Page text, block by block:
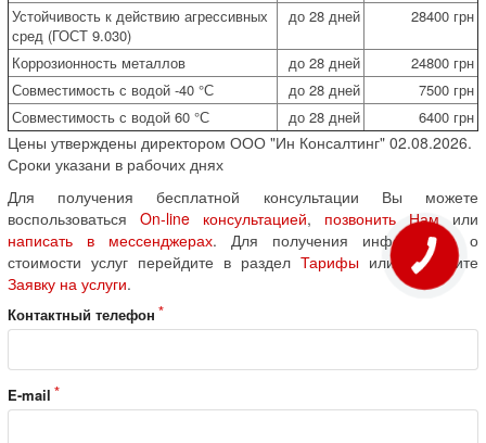
Устойчивость к действию агрессивных
сред (ГОСТ 9.030)
до 28 дней 28400 грн
Коррозионность металлов до 28 дней
24800 грн
Совместимость с водой -40 °С
до 28 дней
7500 грн
Совместимость с водой 60 °С
до 28 дней 6400 грн
Цены утверждены директором ООО "Ин Консалтинг" 02.08.2026.
Сроки указани в рабочих днях
Для получения бесплатной консультации Вы можете
воспользоваться On-line консультацией, позвонить Нам или
написать в мессенджерах. Для получения информации о
стоимости услуг перейдите в раздел Тарифы или оформите
Заявку на услуги.
Контактный телефон
E-mail